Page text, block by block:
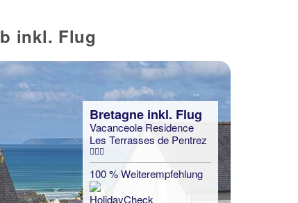
inkl. Flug
Bretagne inkl. Flug
Vacanceole Residence
Les Terrasses de Pentrez
100 % Weiterempfehlung